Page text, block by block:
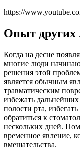
https://
Опыт других
Когда на десне
многие люди
решения этой
является обычным
травматическим
избежать
полости рта,
обратиться к
нескольких дней.
временное явление,
вмешательства.